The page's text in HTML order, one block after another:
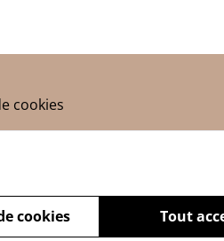
cookies
Tout
cookies